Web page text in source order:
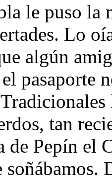
le puso la
Lo
algún
pasaporte
tan
de Pepín el
soñábamos.